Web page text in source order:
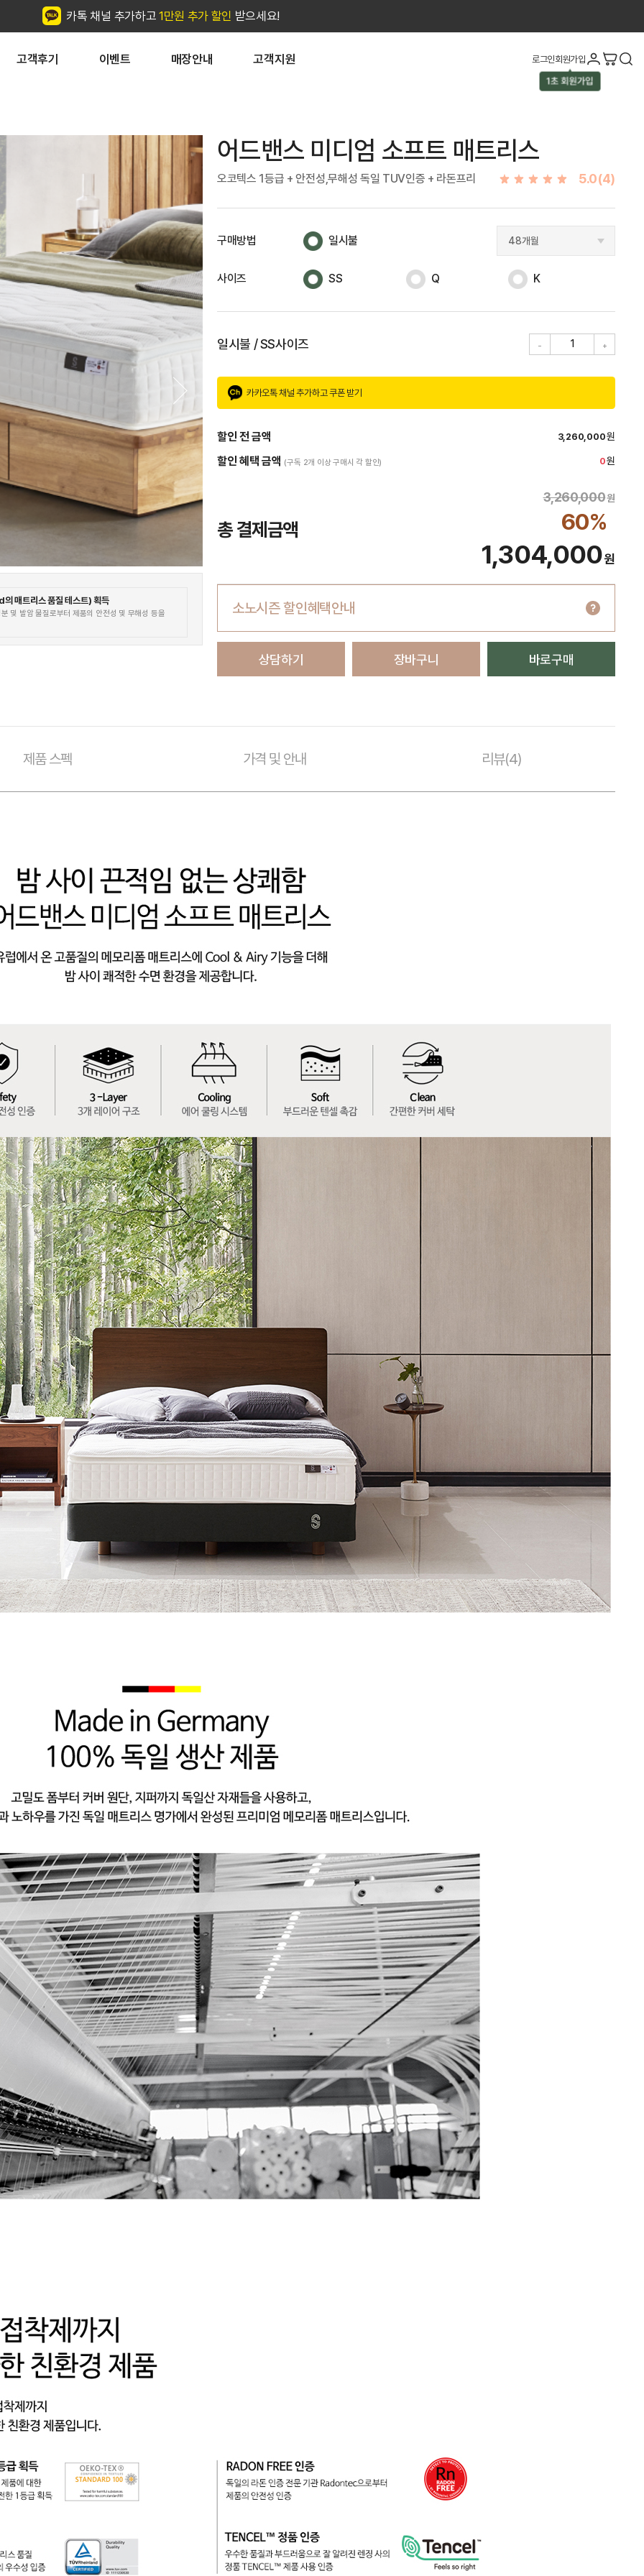
카톡 채널 추가하고 1만원 추가 할인 받으세요!
고객후기 이벤트 매장안내 고객지원 로그인회원가입
매트리스 품질 테스트) 획득
및 발암 물질로부터 제품의 안전성 및 무해성 등을
어드밴스 미디엄 소프트 매트리스
오코텍스 1등급 + 안전성,무해성 독일 TUV인증 + 라돈프리 5.0(4)
구매방법 일시불
사이즈 SS Q K
일시불 / SS사이즈 1
카카오톡 채널 추가하고 쿠폰 받기
할인 전 금액 3,260,000원
할인 혜택 금액 (구독 2개 이상 구매시 각 할인) 0원
총 결제금액
3,260,000원
60%
1,304,000원
소노시즌 할인혜택안내
상담하기 장바구니 바로구매
제품 스펙 가격 및 안내 리뷰(4)